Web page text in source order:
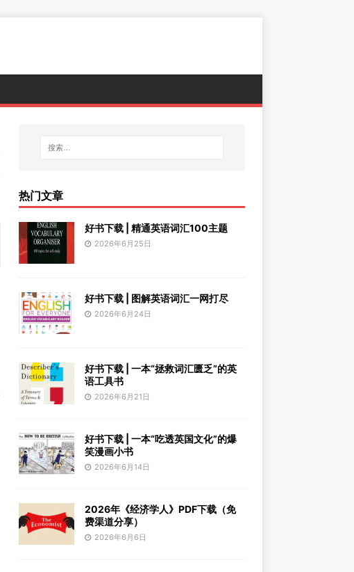
热门文章
好书下载 | 精通英语词汇100主题
2026年6月25日
好书下载 | 图解英语词汇一网打尽
2026年6月24日
好书下载 | 一本“拯救词汇匮乏”的英
语工具书
2026年6月21日
好书下载 | 一本“吃透英国文化”的爆
笑漫画小书
2026年6月14日
2026年《经济学人》PDF下载（免
费渠道分享）
2026年6月6日